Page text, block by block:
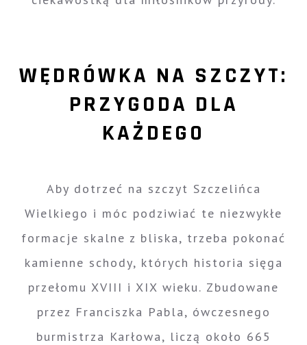
WĘDRÓWKA NA SZCZYT:
PRZYGODA DLA
KAŻDEGO
Aby dotrzeć na szczyt Szczelińca
Wielkiego i móc podziwiać te niezwykłe
formacje skalne z bliska, trzeba pokonać
kamienne schody, których historia sięga
przełomu XVIII i XIX wieku. Zbudowane
przez Franciszka Pabla, ówczesnego
burmistrza Karłowa, liczą około 665